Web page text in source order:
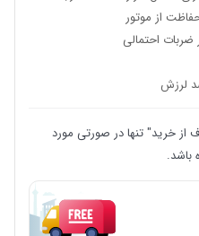
از موتور
احتمالی
لرزش
از خرید" تنها در صورتی مورد
باشد.